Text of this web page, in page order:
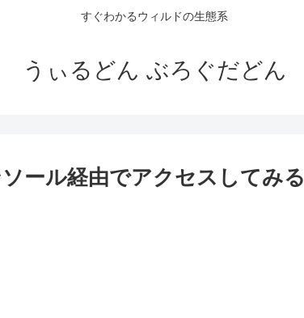
すぐわかるウィルドの生態系
うぃるどん ぶろぐだどん
ール経由でアクセスしてみる